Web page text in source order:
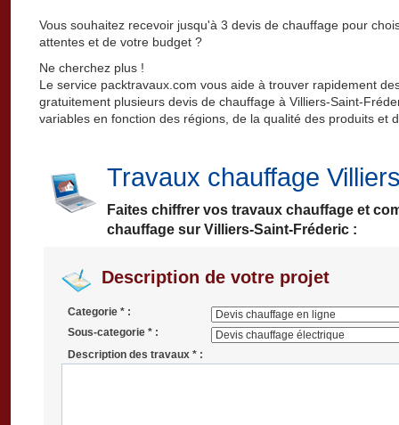
Vous souhaitez recevoir jusqu'à 3 devis de chauffage pour
attentes et de votre budget ?
Ne cherchez plus !
Le service packtravaux.com vous aide à trouver rapidement
gratuitement plusieurs devis de chauffage à Villiers-Saint-
variables en fonction des régions, de la qualité des produits et
Travaux chauffage
Faites chiffrer vos travaux chauffage et
chauffage sur Villiers-Saint-Fréderic :
Description de votre projet
Categorie * :
Sous-categorie * :
Description des travaux * :